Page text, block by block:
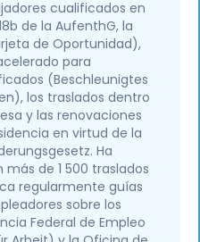
cualificados en
de la AufenthG, la
de Oportunidad),
para
(Beschleunigtes
los traslados dentro
y las renovaciones
en virtud de la
Ha
de 1 500 traslados
regularmente guías
sobre los
Federal de Empleo